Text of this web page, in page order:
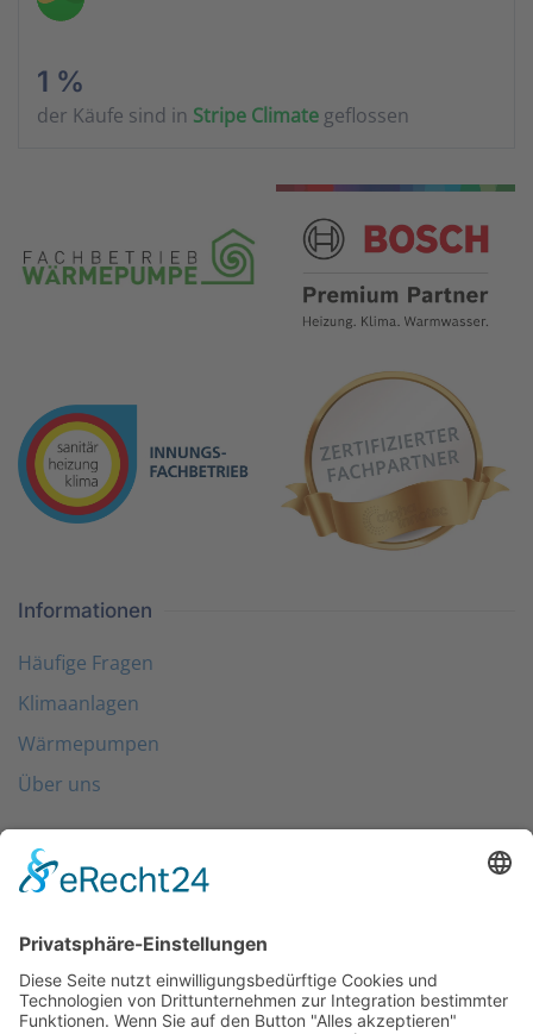
1 %
der Käufe sind in Stripe Climate geflossen
Informationen
Häufige Fragen
Klimaanlagen
Wärmepumpen
Über uns
Folgen Sie uns
Kontakt
0203 - 3965 710